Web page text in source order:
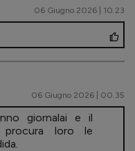
06 Giugno 2026 | 10.23
06 Giugno 2026 | 00.35
giornalai e il
procura loro le